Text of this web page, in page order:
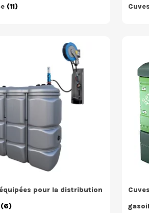
(11)
pour la distribution
(6)